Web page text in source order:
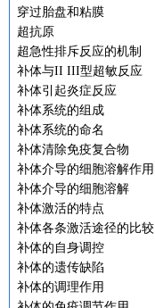
穿过胎盘和粘膜
超抗原
超急性排斥反应的机制
补体与II III型超敏反应
补体引起炎症反应
补体系统的组成
补体系统的命名
补体清除免疫复合物
补体介导的细胞溶解作用
补体介导的细胞溶解
补体激活的特点
补体各条激活途径的比较
补体的自身调控
补体的遗传缺陷
补体的调理作用